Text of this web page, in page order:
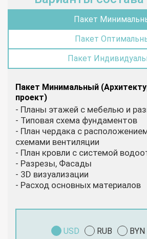
Пакет
Пакет
Пакет
Пакет Минимальный
проект)
- Планы этажей с мебелью и
- Типовая схема фундаментов
- План чердака с
схемами вентиляции
- План кровли с системой
- Разрезы, Фасады
- 3D визуализации
- Расход основных материалов
USD RUB BYN